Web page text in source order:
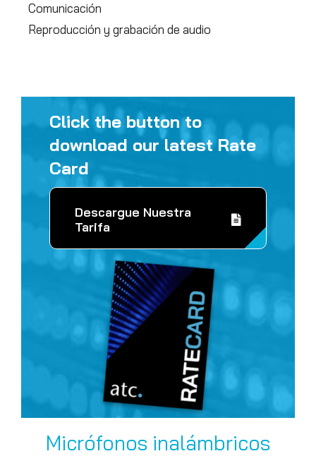
Comunicación
Reproducción y grabación de audio
Click the button to
download our latest Rate
Card
Descargue Nuestra
Tarifa
Micrófonos inalámbricos